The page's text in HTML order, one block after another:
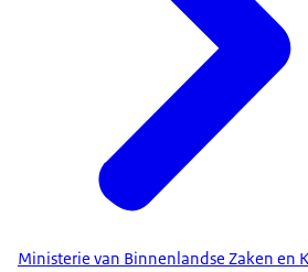
Ministerie van Binnenlandse Zaken en